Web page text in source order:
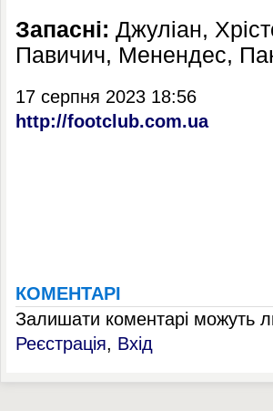
Запасні: Джуліан,
Павичич, Менендес,
17 серпня 2023 18:56
http://footclub.com.ua
КОМЕНТАРІ
Залишати коментарі можуть
Реєстрація, Вхід